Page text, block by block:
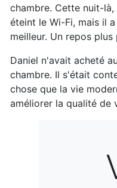
chambre. Cette nuit-
éteint le Wi-Fi, mais il
meilleur. Un repos
Daniel n'avait acheté
chambre. Il s'était
chose que la vie
améliorer la qualité de